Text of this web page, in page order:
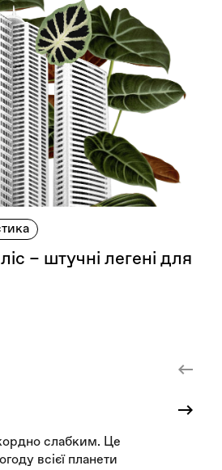
– штучні легені для
слабким. Це
всієї планети